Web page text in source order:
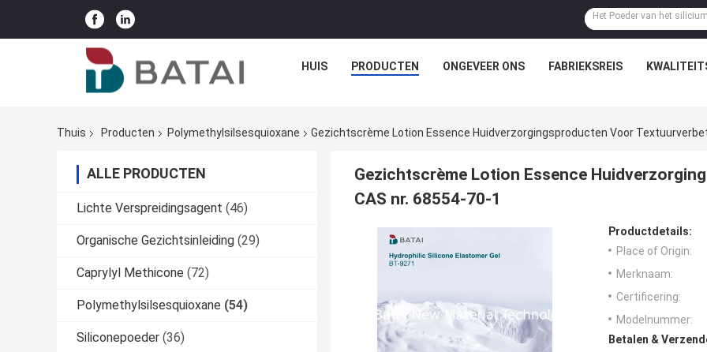
HUIS PRODUCTEN ONGEVEER ONS FABRIEKSREIS
Thuis Producten Polymethylsilsesquioxane Gezichtscrème Lotion Essence Huidverzorgingsproducten Voor
ALLE PRODUCTEN
Lichte Verspreidingsagent (46)
Organische Gezichtsinleiding (29)
Caprylyl Methicone (72)
Polymethylsilsesquioxane (54)
Siliconepoeder (36)
Gezichtscrème Lotion Essence
CAS nr. 68554-70-1
Productdetails:
Place of Origin:
Merknaam:
Certificering:
Modelnummer:
Betalen &